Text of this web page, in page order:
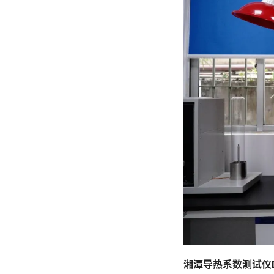
湘潭导热系数测试